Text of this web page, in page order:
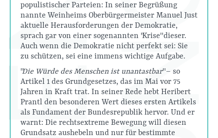
populistischer Parteien: In seiner Begrüßung
nannte Weinheims Oberbürgermeister Manuel Just
aktuelle Herausforderungen der Demokratie,
sprach gar von einer sogenannten "Krise" dieser.
Auch wenn die Demokratie nicht perfekt sei: Sie
zu schützen, sei eine immens wichtige Aufgabe.
"Die Würde des Menschen ist unantastbar" – so
Artikel 1 des Grundgesetzes, das im Mai vor 75
Jahren in Kraft trat. In seiner Rede hebt Heribert
Prantl den besonderen Wert dieses ersten Artikels
als Fundament der Bundesrepublik hervor. Und er
warnt: Die rechtsextreme Bewegung will diesen
Grundsatz aushebeln und nur für bestimmte